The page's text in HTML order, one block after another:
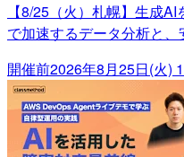
【8/25（火）札幌】生成
で加速するデータ分析と
開催前2026年8月25日(火)